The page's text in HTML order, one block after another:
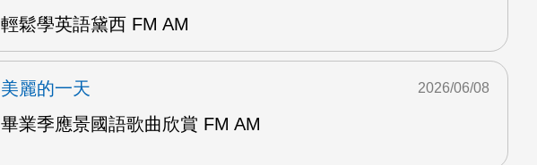
輕鬆學英語黛西 FM AM
美麗的一天
畢業季應景國語歌曲欣賞 FM AM
2026/06/08